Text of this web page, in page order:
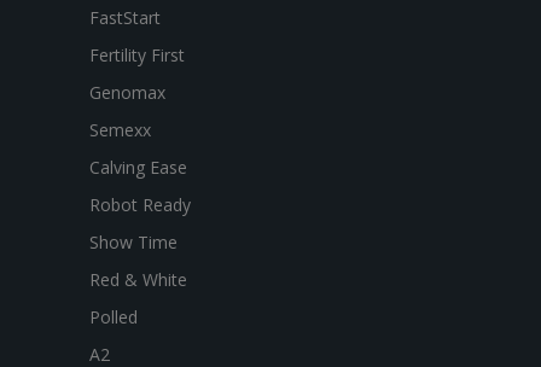
FastStart
Fertility First
Genomax
Semexx
Calving Ease
Robot Ready
Show Time
Red & White
Polled
A2